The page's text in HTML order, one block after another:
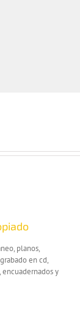
planos,
en cd,
encuadernados y